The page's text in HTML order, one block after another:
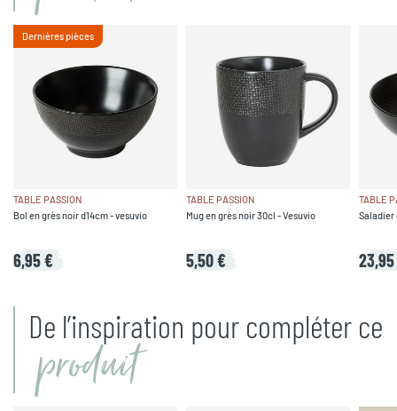
Dernières pièces
TABLE PASSION
Bol en grès noir d14cm - vesuvio
6,95 €
TABLE PASSION
Mug en grès noir 30cl - Vesuvio
5,50 €
TABLE
Saladier
De l’inspiration pour compléter ce
produit